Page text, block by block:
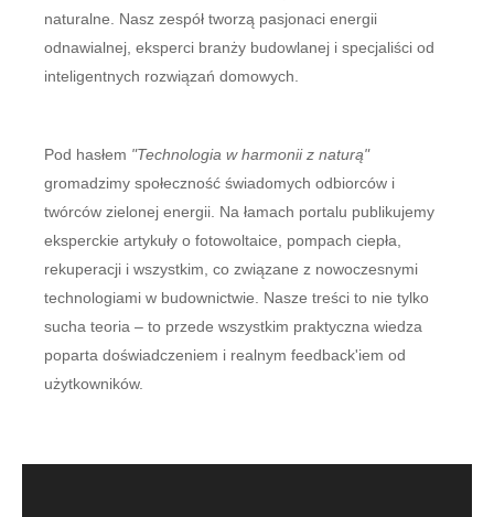
naturalne. Nasz zespół tworzą pasjonaci energii
odnawialnej, eksperci branży budowlanej i specjaliści od
inteligentnych rozwiązań domowych.
Pod hasłem "Technologia w harmonii z naturą"
gromadzimy społeczność świadomych odbiorców i
twórców zielonej energii. Na łamach portalu publikujemy
eksperckie artykuły o fotowoltaice, pompach ciepła,
rekuperacji i wszystkim, co związane z nowoczesnymi
technologiami w budownictwie. Nasze treści to nie tylko
sucha teoria – to przede wszystkim praktyczna wiedza
poparta doświadczeniem i realnym feedback'iem od
użytkowników.